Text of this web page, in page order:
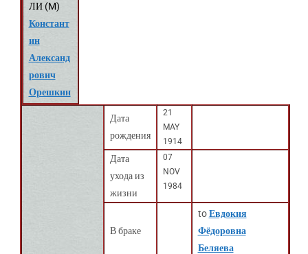
ЛИ (M)
Констант
ин
Александ
рович
Орешкин
Дата
рождения
21
MAY
1914
Дата
ухода из
жизни
07
NOV
1984
В браке
toЕвдокия
Фёдоровна
Беляева